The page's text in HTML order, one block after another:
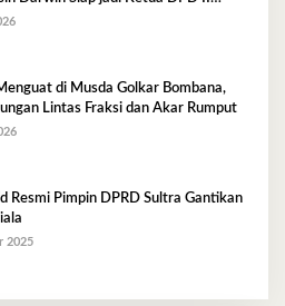
di Musda Golkar Bombana,
Lintas Fraksi dan Akar Rumput
Resmi Pimpin DPRD Sultra Gantikan
2025